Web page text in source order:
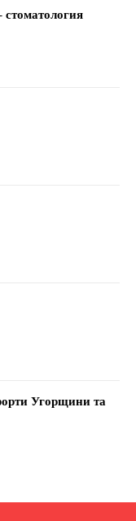
Угорщини та